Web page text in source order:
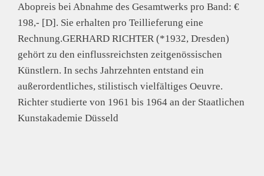
Abopreis bei Abnahme des Gesamtwerks pro Band: €
198,- [D]. Sie erhalten pro Teillieferung eine
Rechnung.GERHARD RICHTER (*1932, Dresden)
gehört zu den einflussreichsten zeitgenössischen
Künstlern. In sechs Jahrzehnten entstand ein
außerordentliches, stilistisch vielfältiges Oeuvre.
Richter studierte von 1961 bis 1964 an der Staatlichen
Kunstakademie Düsseld